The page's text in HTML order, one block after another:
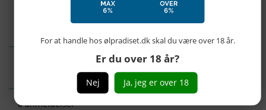
For at handle hos ølpradiset.dk skal du være over 18 år.
Er du over 18 år?
Nej Ja, jeg er over 18
0 anmeldelser